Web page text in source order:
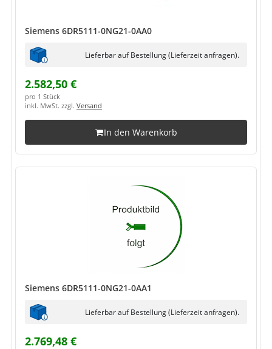
Siemens 6DR5111-0NG21-0AA0
Lieferbar auf Bestellung (Lieferzeit anfragen).
2.582,50 €
pro 1 Stück
inkl. MwSt. zzgl. Versand
In den Warenkorb
Siemens 6DR5111-0NG21-0AA1
Lieferbar auf Bestellung (Lieferzeit anfragen).
2.769,48 €